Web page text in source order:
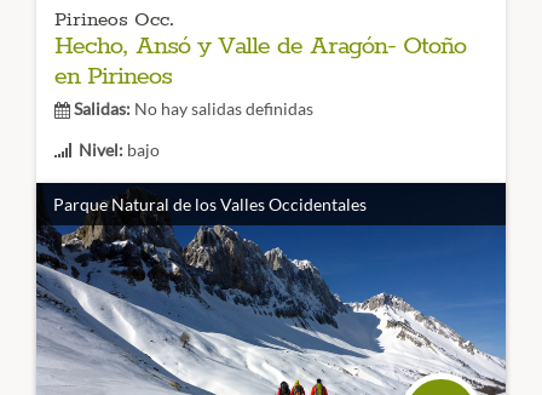
Pirineos Occ.
Hecho, Ansó y Valle de Aragón- Otoño
en Pirineos
Salidas: No hay salidas definidas
Nivel: bajo
Duración:
Visitaremos algunos de los Hayedos mejor conservados
del Pirineo situados en el Parque Natural de los Valles
Occidentales y el Valle del Aragón. Un viaje para disfrutar
de los bosques coloreados!
CÓDIGO VIAJE:
Parque Natural de los Valles Occidentales